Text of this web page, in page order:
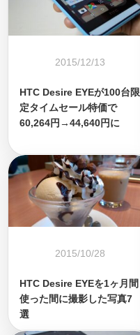
2015/12/13
HTC Desire EYEが100台限
定タイムセール特価で
60,264円→44,640円に
2015/10/28
HTC Desire EYEを1ヶ月間
使った間に撮影した写真7
選